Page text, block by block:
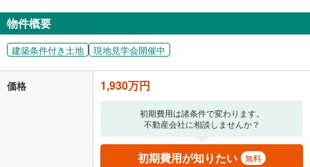
物件概要
建築条件付き土地 現地見学会開催中
価格 1,930万円
初期費用は諸条件で変わります。
不動産会社に相談しませんか？
初期費用が知りたい 無料